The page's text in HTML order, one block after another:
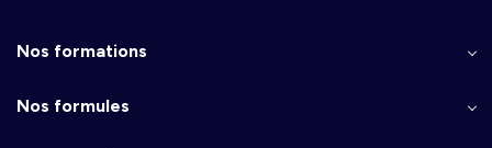
Nos formations
Nos formules